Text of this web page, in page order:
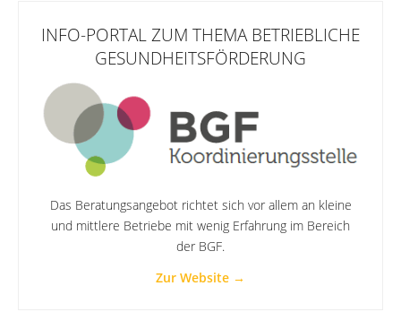
INFO-PORTAL ZUM THEMA BETRIEBLICHE
GESUNDHEITSFÖRDERUNG
Das Beratungsangebot richtet sich vor allem an kleine
und mittlere Betriebe mit wenig Erfahrung im Bereich
der BGF.
Zur Website →